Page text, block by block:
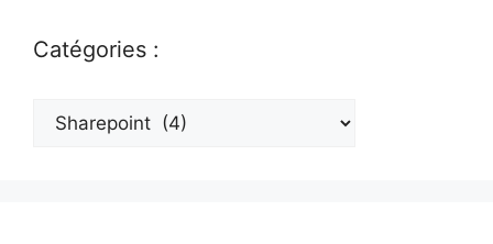
Catégories :
Catégories